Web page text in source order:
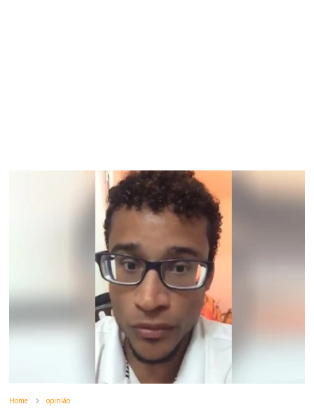
Home opinião